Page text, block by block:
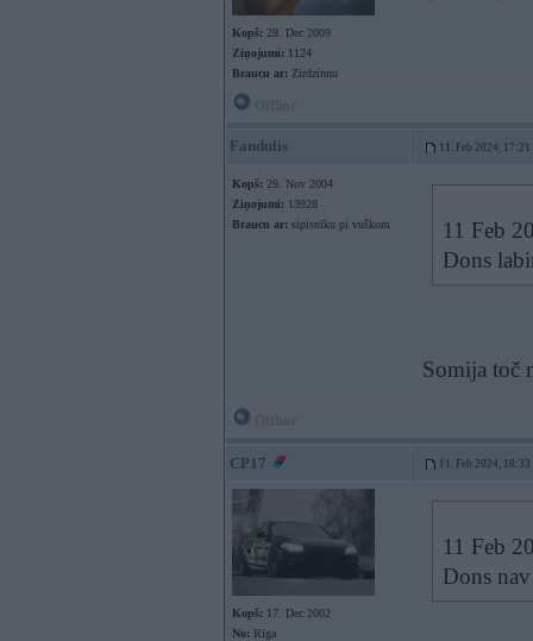
Kopš: 28. Dec 2009
Ziņojumi: 1124
Braucu ar: Zirdzinnu
Fandulis 11. Feb 2024, 17:21
Kopš: 29. Nov 2004
Ziņojumi: 13928
Braucu ar: sipisnīku pi vuškom
11 Feb
Dons
Somija toč
CP17 11. Feb 2024, 18:33
Kopš: 17. Dec 2002
No: Rīga
11 Feb
Dons